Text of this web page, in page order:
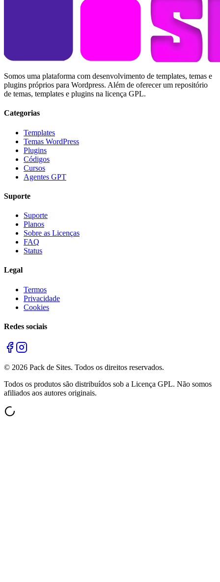
Somos uma plataforma com desenvolvimento de templates, temas e
plugins próprios para Wordpress. Além de oferecer um repositório
de temas, templates e plugins na licença GPL.
Categorias
Templates
Temas WordPress
Plugins
Códigos
Cursos
Agentes GPT
Suporte
Suporte
Planos
Sobre as Licenças
FAQ
Status
Legal
Termos
Privacidade
Cookies
Redes sociais
© 2026 Pack de Sites. Todos os direitos reservados.
Todos os produtos são distribuídos sob a Licença GPL. Não somos
afiliados aos autores originais.